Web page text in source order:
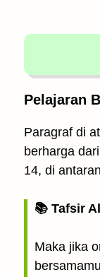
Pelajaran
Paragraf di
berharga
14, di
📚 Tafsir
Maka jika